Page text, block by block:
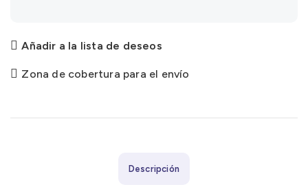
Añadir a la lista de deseos
Zona de cobertura para el envío
Descripción